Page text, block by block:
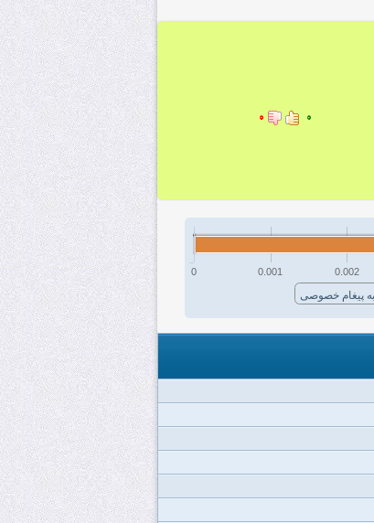
۰ ۰
پیغام خصوصی
0 0.001 0.002